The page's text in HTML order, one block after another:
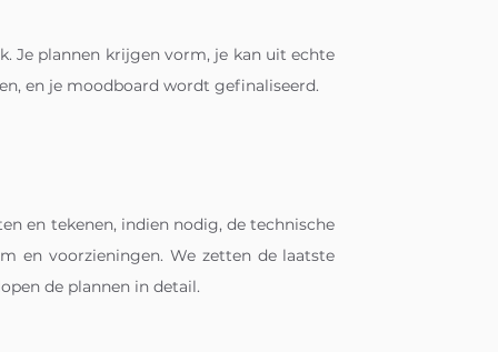
Je plannen krijgen vorm, je kan uit echte
en je moodboard wordt gefinaliseerd.
en tekenen, indien nodig, de technische
en voorzieningen. We zetten de laatste
de plannen in detail.